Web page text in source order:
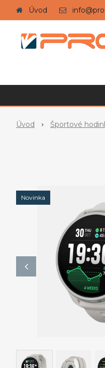
Úvod
Úvod Športové
Novinka